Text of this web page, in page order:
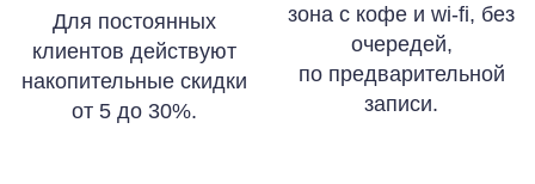
Для постоянных
клиентов действуют
накопительные скидки
от 5 до 30%.
зона с кофе и wi-fi, без
очередей,
по предварительной
записи.